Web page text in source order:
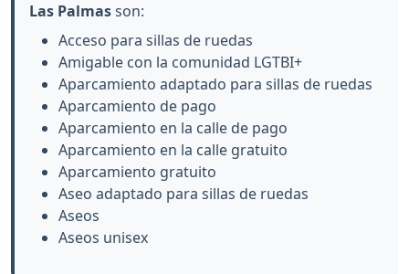
Las Palmasson:
Acceso para sillas de ruedas
Amigable con la comunidad LGTBI+
Aparcamiento adaptado para sillas de ruedas
Aparcamiento de pago
Aparcamiento en la calle de pago
Aparcamiento en la calle gratuito
Aparcamiento gratuito
Aseo adaptado para sillas de ruedas
Aseos
Aseos unisex